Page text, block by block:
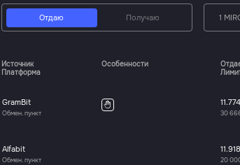
Отдаю Получаю 1
Источник
Платформа
Особенности
GramBit
Обмен. пункт 30
Alfabit
Обмен. пункт 20